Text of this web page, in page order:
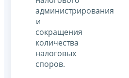
администрирования
и
сокращения
количества
налоговых
споров.